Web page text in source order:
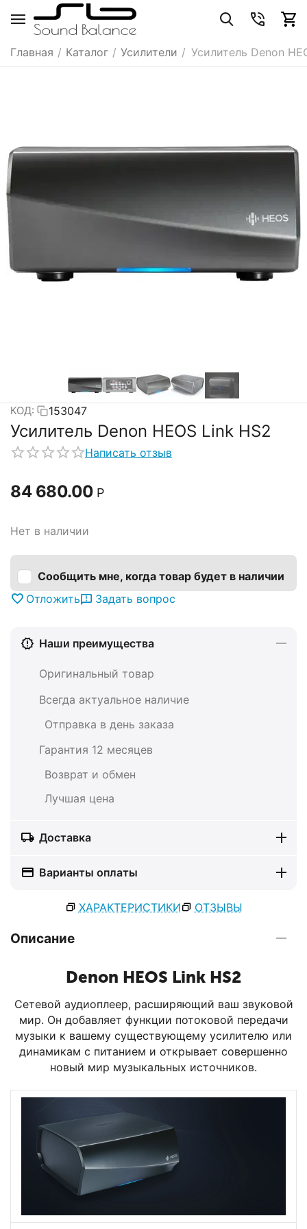
Главная / Каталог / Усилители / Усилитель Denon
КОД: 153047
Усилитель Denon HEOS Link HS2
Написать отзыв
84 680.00 Р
Нет в наличии
Сообщить мне, когда товар будет в наличии
Отложить
Задать вопрос
Наши преимущества
Оригинальный товар
Всегда актуальное наличие
Отправка в день заказа
Гарантия 12 месяцев
Возврат и обмен
Лучшая цена
Доставка
Варианты оплаты
ХАРАКТЕРИСТИКИ ОТЗЫВЫ
Описание
Denon HEOS Link HS2
Сетевой аудиоплеер, расширяющий ваш звуковой
мир. Он добавляет функции потоковой передачи
музыки к вашему существующему усилителю или
динамикам с питанием и открывает совершенно
новый мир музыкальных источников.